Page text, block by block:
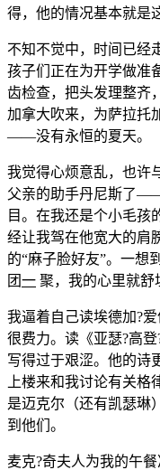
得，他的情况基本就是
不知不觉中，时间已经
孩子们正在为开学做
齿检查，把头发理整齐
加拿大吹来，为萨拉托
——没有永恒的夏天。
我觉得心烦意乱，也许
父亲的助手丹尼斯了
目。在我还是个小毛孩
经让我驾在他宽大的肩
的“麻子脸好友”。一想
团一 聚，我的心里就舒
我逼着自己读埃德加?
很费力。读《亚瑟?高
写得过于艰涩。他的诗
上楼来和我讨论有关
是迈克尔（还有凯瑟琳
到他们。
麦克?奇夫人为我的午